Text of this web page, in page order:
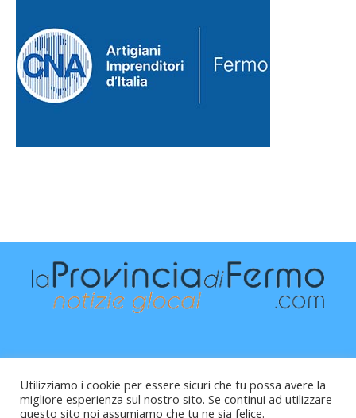
Utilizziamo i cookie per essere sicuri che tu possa avere la
migliore esperienza sul nostro sito. Se continui ad utilizzare
questo sito noi assumiamo che tu ne sia felice.